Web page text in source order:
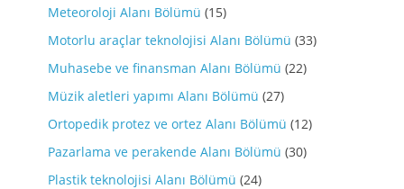
Meteoroloji Alanı Bölümü (15)
Motorlu araçlar teknolojisi Alanı Bölümü (33)
Muhasebe ve finansman Alanı Bölümü (22)
Müzik aletleri yapımı Alanı Bölümü (27)
Ortopedik protez ve ortez Alanı Bölümü (12)
Pazarlama ve perakende Alanı Bölümü (30)
Plastik teknolojisi Alanı Bölümü (24)